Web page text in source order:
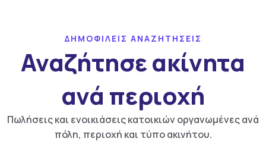
ΔΗΜΟΦΙΛΕΙΣ ΑΝΑΖΗΤΗΣΕΙΣ
Αναζήτησε ακίνητα
ανά περιοχή
Πωλήσεις και ενοικιάσεις κατοικιών οργανωμένες ανά
πόλη, περιοχή και τύπο ακινήτου.